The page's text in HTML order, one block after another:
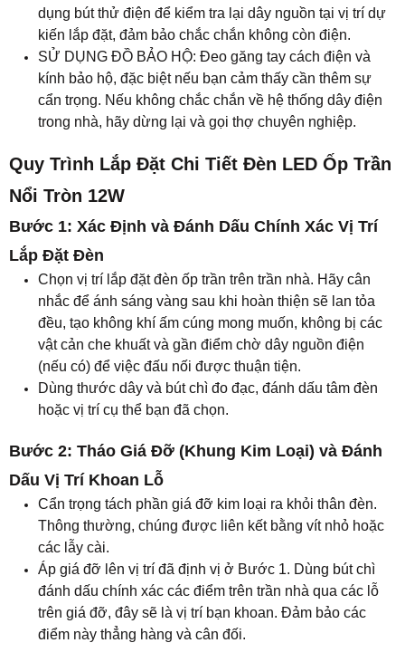
dụng bút thử điện để kiểm tra lại dây nguồn tại vị trí dự
kiến lắp đặt, đảm bảo chắc chắn không còn điện.
SỬ DỤNG ĐỒ BẢO HỘ: Đeo găng tay cách điện và
kính bảo hộ, đặc biệt nếu bạn cảm thấy cần thêm sự
cẩn trọng. Nếu không chắc chắn về hệ thống dây điện
trong nhà, hãy dừng lại và gọi thợ chuyên nghiệp.
Quy Trình Lắp Đặt Chi Tiết Đèn LED Ốp Trần
Nổi Tròn 12W
Bước 1: Xác Định và Đánh Dấu Chính Xác Vị Trí
Lắp Đặt Đèn
Chọn vị trí lắp đặt đèn ốp trần trên trần nhà. Hãy cân
nhắc để ánh sáng vàng sau khi hoàn thiện sẽ lan tỏa
đều, tạo không khí ấm cúng mong muốn, không bị các
vật cản che khuất và gần điểm chờ dây nguồn điện
(nếu có) để việc đấu nối được thuận tiện.
Dùng thước dây và bút chì đo đạc, đánh dấu tâm đèn
hoặc vị trí cụ thể bạn đã chọn.
Bước 2: Tháo Giá Đỡ (Khung Kim Loại) và Đánh
Dấu Vị Trí Khoan Lỗ
Cẩn trọng tách phần giá đỡ kim loại ra khỏi thân đèn.
Thông thường, chúng được liên kết bằng vít nhỏ hoặc
các lẫy cài.
Áp giá đỡ lên vị trí đã định vị ở Bước 1. Dùng bút chì
đánh dấu chính xác các điểm trên trần nhà qua các lỗ
trên giá đỡ, đây sẽ là vị trí bạn khoan. Đảm bảo các
điểm này thẳng hàng và cân đối.